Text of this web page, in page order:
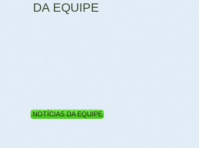
DA EQUIPE
NOTÍCIAS DA EQUIPE